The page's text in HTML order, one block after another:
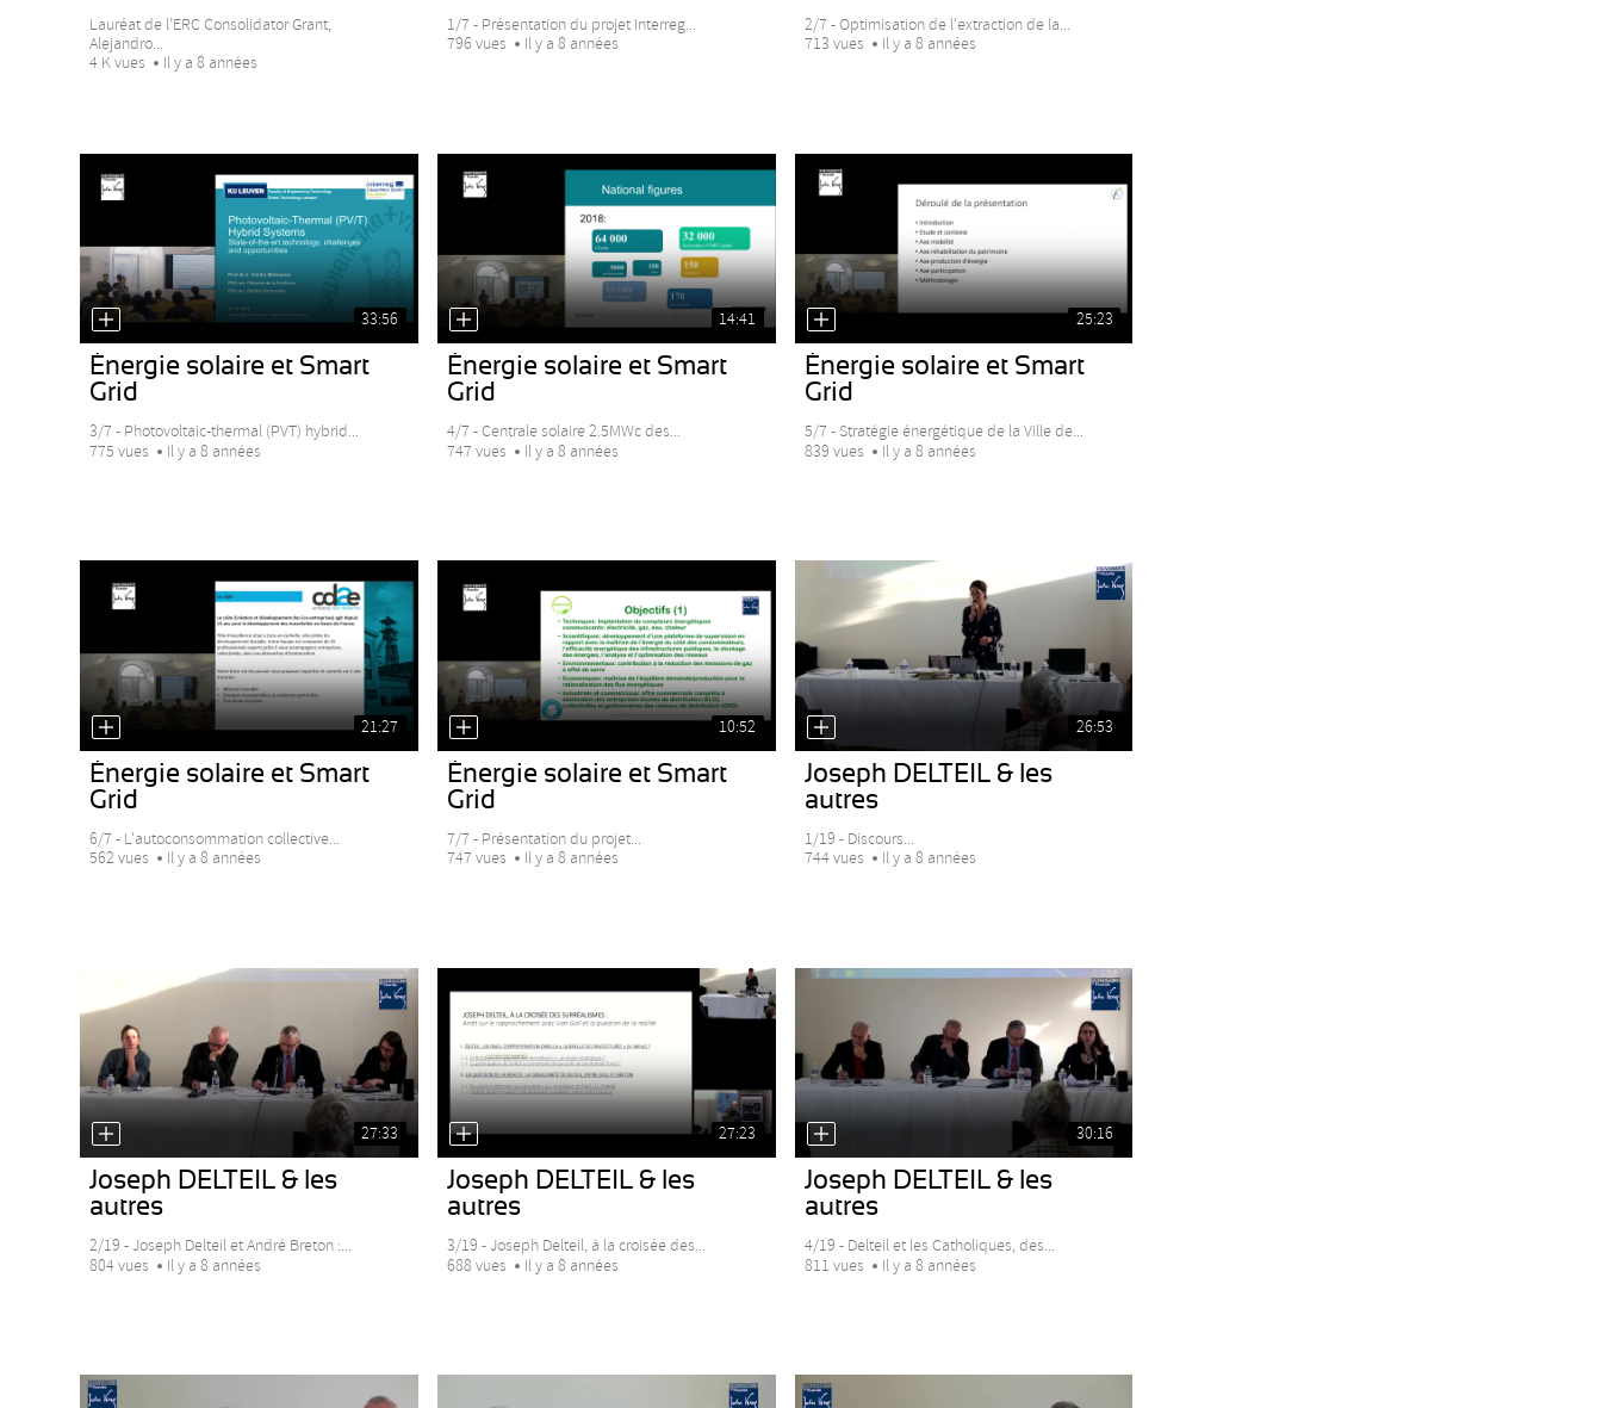
Lauréat de l’ERC Consolidator Grant,
Alejandro...
4 K vues
Il y a 8 années
1/7 - Présentation du projet Interreg...
796 vues
Il y a 8 années
2/7 - Optimisation de l'extraction de la...
713 vues
Il y a 8 années
33:56
Énergie solaire et Smart
Grid
3/7 - Photovoltaic-thermal (PVT) hybrid...
775 vues
Il y a 8 années
14:41
Énergie solaire et Smart
Grid
4/7 - Centrale solaire 2.5MWc des...
747 vues
Il y a 8 années
25:23
Énergie solaire et Smart
Grid
5/7 - Stratégie énergétique de la Ville de...
839 vues
Il y a 8 années
21:27
Énergie solaire et Smart
Grid
6/7 - L'autoconsommation collective...
562 vues
Il y a 8 années
10:52
Énergie solaire et Smart
Grid
7/7 - Présentation du projet...
747 vues
Il y a 8 années
26:53
Joseph DELTEIL & les
autres
1/19 - Discours...
744 vues
Il y a 8 années
27:33
Joseph DELTEIL & les
autres
2/19 - Joseph Delteil et André Breton :...
804 vues
Il y a 8 années
27:23
Joseph DELTEIL & les
autres
3/19 - Joseph Delteil, à la croisée des...
688 vues
Il y a 8 années
30:16
Joseph DELTEIL & les
autres
4/19 - Delteil et les Catholiques, des...
811 vues
Il y a 8 années